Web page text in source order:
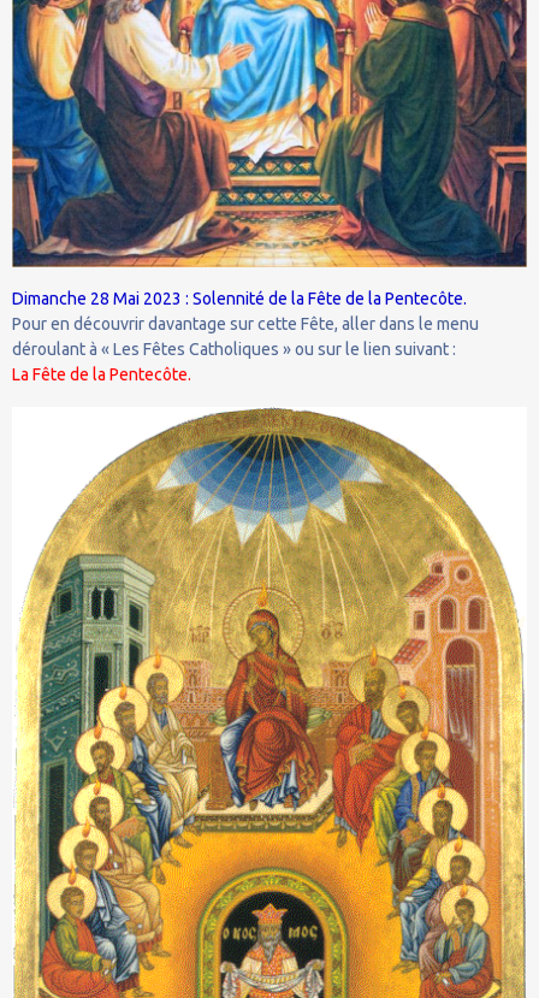
Dimanche 28 Mai 2023 : Solennité de la Fête de la Pentecôte.
Pour en découvrir davantage sur cette Fête, aller dans le menu
déroulant à « Les Fêtes Catholiques » ou sur le lien suivant :
La Fête de la Pentecôte.